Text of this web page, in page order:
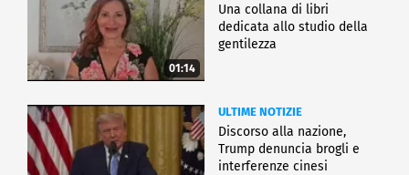
01:14
Una collana di libri
dedicata allo studio della
gentilezza
ULTIME NOTIZIE
Discorso alla nazione,
Trump denuncia brogli e
interferenze cinesi